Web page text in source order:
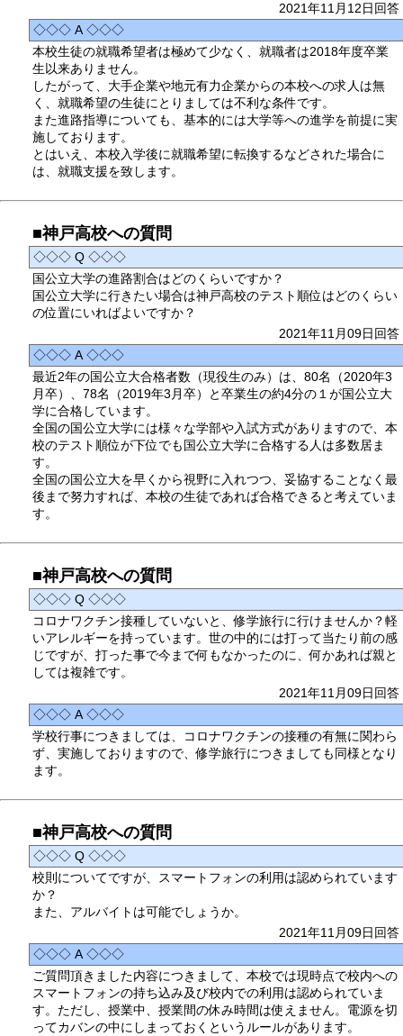
2021年11月12日回答
◇◇◇ A ◇◇◇
本校生徒の就職希望者は極めて少なく、就職者は2018年度卒業
生以来ありません。
したがって、大手企業や地元有力企業からの本校への求人は無
く、就職希望の生徒にとりましては不利な条件です。
また進路指導についても、基本的には大学等への進学を前提に実
施しております。
とはいえ、本校入学後に就職希望に転換するなどされた場合に
は、就職支援を致します。
■神戸高校への質問
◇◇◇ Q ◇◇◇
国公立大学の進路割合はどのくらいですか？
国公立大学に行きたい場合は神戸高校のテスト順位はどのくらい
の位置にいればよいですか？
2021年11月09日回答
◇◇◇ A ◇◇◇
最近2年の国公立大合格者数（現役生のみ）は、80名（2020年3
月卒）、78名（2019年3月卒）と卒業生の約4分の１が国公立大
学に合格しています。
全国の国公立大学には様々な学部や入試方式がありますので、本
校のテスト順位が下位でも国公立大学に合格する人は多数居ま
す。
全国の国公立大を早くから視野に入れつつ、妥協することなく最
後まで努力すれば、本校の生徒であれば合格できると考えていま
す。
■神戸高校への質問
◇◇◇ Q ◇◇◇
コロナワクチン接種していないと、修学旅行に行けませんか？軽
いアレルギーを持っています。世の中的には打って当たり前の感
じですが、打った事で今まで何もなかったのに、何かあれば親と
しては複雑です。
2021年11月09日回答
◇◇◇ A ◇◇◇
学校行事につきましては、コロナワクチンの接種の有無に関わら
ず、実施しておりますので、修学旅行につきましても同様となり
ます。
■神戸高校への質問
◇◇◇ Q ◇◇◇
校則についてですが、スマートフォンの利用は認められています
か？
また、アルバイトは可能でしょうか。
2021年11月09日回答
◇◇◇ A ◇◇◇
ご質問頂きました内容につきまして、本校では現時点で校内への
スマートフォンの持ち込み及び校内での利用は認められていま
す。ただし、授業中、授業間の休み時間は使えません。電源を切
ってカバンの中にしまっておくというルールがあります。